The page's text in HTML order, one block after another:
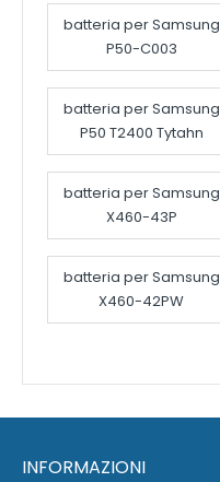
batteria per Samsung
P50-C003
batteria per Samsung
P50 T2400 Tytahn
batteria per Samsung
X460-43P
batteria per Samsung
X460-42PW
INFORMAZIONI